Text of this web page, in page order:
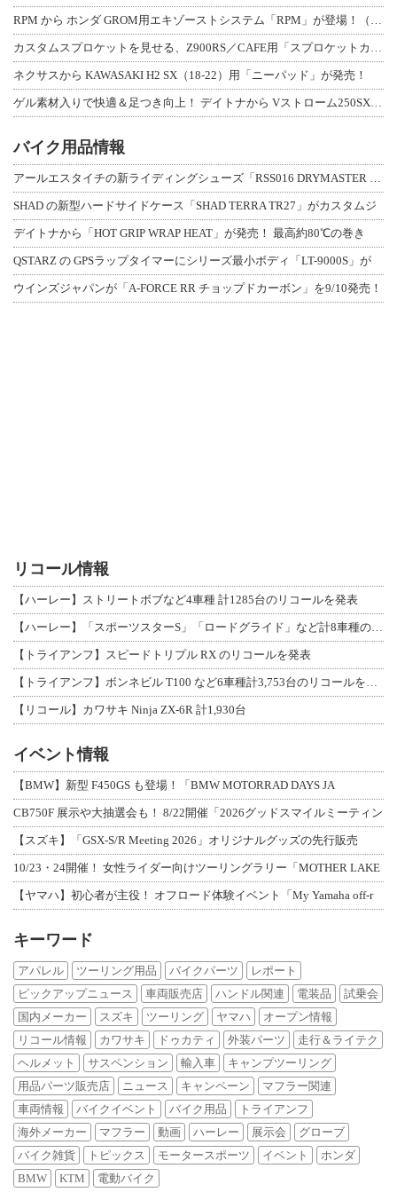
RPM から ホンダ GROM用エキゾーストシステム「RPM」が登場！（動画あり
カスタムスプロケットを見せる、Z900RS／CAFE用「スプロケットカバーフルキ
ネクサスから KAWASAKI H2 SX（18-22）用「ニーパッド」が発売！
ゲル素材入りで快適＆足つき向上！ デイトナから Vストローム250SX用「快適ロ
バイク用品情報
アールエスタイチの新ライディングシューズ「RSS016 DRYMASTER スト
SHAD の新型ハードサイドケース「SHAD TERRA TR27」がカスタムジ
デイトナから「HOT GRIP WRAP HEAT」が発売！ 最高約80℃の巻き
QSTARZ の GPSラップタイマーにシリーズ最小ボディ「LT-9000S」が
ウインズジャパンが「A-FORCE RR チョップドカーボン」を9/10発売！
リコール情報
【ハーレー】ストリートボブなど4車種 計1285台のリコールを発表
【ハーレー】「スポーツスターS」「ロードグライド」など計8車種のリコールを発表
【トライアンフ】スピードトリプル RX のリコールを発表
【トライアンフ】ボンネビル T100 など6車種計3,753台のリコールを発表
【リコール】カワサキ Ninja ZX-6R 計1,930台
イベント情報
【BMW】新型 F450GS も登場！「BMW MOTORRAD DAYS JA
CB750F 展示や大抽選会も！ 8/22開催「2026グッドスマイルミーティン
【スズキ】「GSX-S/R Meeting 2026」オリジナルグッズの先行販売
10/23・24開催！ 女性ライダー向けツーリングラリー「MOTHER LAKE
【ヤマハ】初心者が主役！ オフロード体験イベント「My Yamaha off-r
キーワード
アパレル ツーリング用品 バイクパーツ
レポート
ピックアップニュース
車両販売店 ハンドル関連 電装品
試乗会
国内メーカー
スズキ ツーリング ヤマハ
オープン情報
リコール情報
カワサキ ドゥカティ 外装パーツ
走行＆ライテク
ヘルメット
サスペンション 輸入車
キャンプツーリング
用品パーツ販売店
ニュース キャンペーン
マフラー関連
車両情報
バイクイベント バイク用品
トライアンフ
海外メーカー
マフラー 動画 ハーレー 展示会
グローブ
バイク雑貨
トピックス モータースポーツ イベント
ホンダ
BMW
KTM 電動バイク